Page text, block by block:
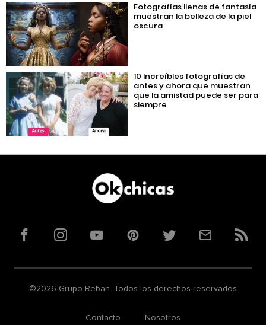
Fotografías llenas de fantasía
muestran la belleza de la piel
oscura
10 Increíbles fotografías de
antes y ahora que muestran
que la amistad puede ser para
siempre
FacebookInstagramYouTubePinterestTwitterCorreoRSS
©2026 Grupo Reban. Todos los derechos reservados
Contacto Nosotros